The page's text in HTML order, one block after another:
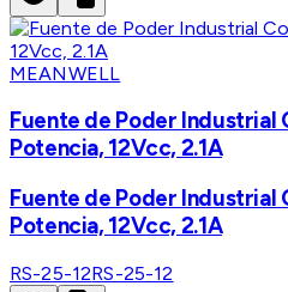
MEANWELL
Fuente de Poder Industrial
Potencia, 12Vcc, 2.1A
Fuente de Poder Industrial
Potencia, 12Vcc, 2.1A
RS-25-12RS-25-12